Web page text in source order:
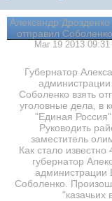
Александр
отправил
Mar 19 2013 09:31
Губернатор
Соболенко взять
уголовные дела, в
"Единая Россия"
Руководить
заместитель
Как стало
губернатор
администрации
Соболенко.
"казачьих